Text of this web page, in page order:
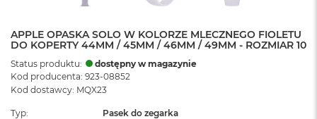
APPLE OPASKA SOLO W KOLORZE MLECZNEGO FIOLETU
DO KOPERTY 44MM / 45MM / 46MM / 49MM - ROZMIAR 10
Status produktu:
dostępny w magazynie
Kod producenta: 923-08852
Kod dostawcy: MQX23
Typ
Pasek do zegarka